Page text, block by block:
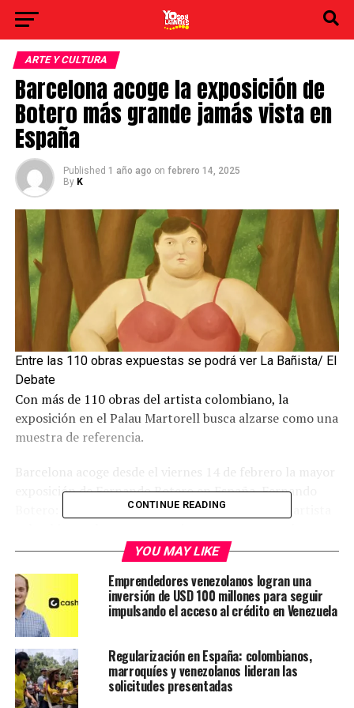
ARTE Y CULTURA
Barcelona acoge la exposición de
Botero más grande jamás vista en
España
Published 1 año ago on febrero 14, 2025
By K
Entre las 110 obras expuestas se podrá ver La Bañista/ El
Debate
Con más de 110 obras del artista colombiano, la
exposición en el Palau Martorell busca alzarse como una
muestra de referencia.
Barcelona acoge desde el viernes 14 de febrero la mayor
exposición de Fernando Botero en España, Fernando
Botero: un maestro universal, con 110 obras del artista
Le puede interesar:Científicos colombianos
desarrollan un suplemento para proteger el cerebro
de las abejas
El Palau Martorell de la ciudad condal lleva a gala en su
sitio web haber logrado organizar la más completa
exposición de pintura de Botero jamás celebrada en
España.
CONTINUE READING
YOU MAY LIKE
Emprendedores venezolanos logran una
inversión de USD 100 millones para seguir
impulsando el acceso al crédito en Venezuela
Regularización en España: colombianos,
marroquíes y venezolanos lideran las
solicitudes presentadas